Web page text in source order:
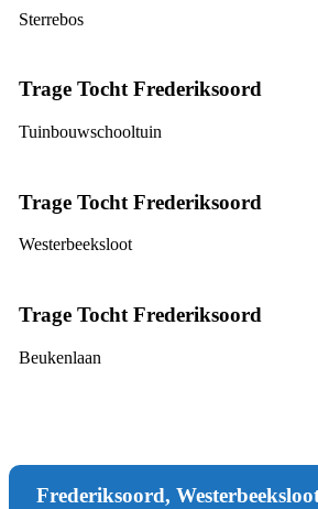
Sterrebos
Trage Tocht Frederiksoord
Tuinbouwschooltuin
Trage Tocht Frederiksoord
Westerbeeksloot
Trage Tocht Frederiksoord
Beukenlaan
Frederiksoord,